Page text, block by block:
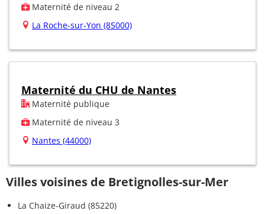
Maternité de niveau 2
La Roche-sur-Yon (85000)
Maternité du CHU de Nantes
Maternité publique
Maternité de niveau 3
Nantes (44000)
Villes voisines de Bretignolles-sur-Mer
La Chaize-Giraud (85220)